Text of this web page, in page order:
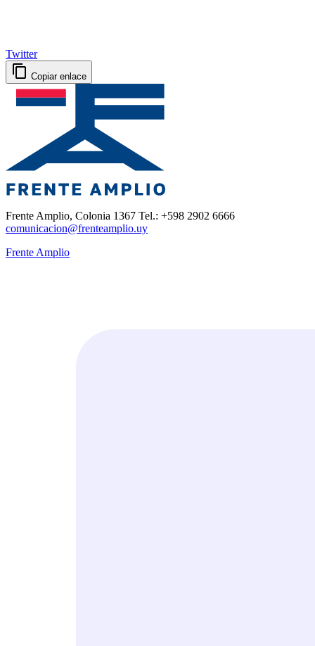
Twitter
Copiar enlace
Frente Amplio, Colonia 1367 Tel.: +598 2902 6666
comunicacion@frenteamplio.uy
Frente Amplio